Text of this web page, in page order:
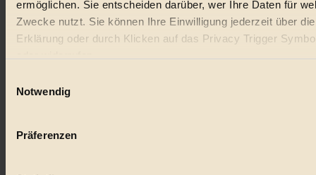
ermöglichen. Sie entscheiden darüber, wer Ihre Daten für
Zwecke nutzt. Sie können Ihre Einwilligung jederzeit über
Erklärung oder durch Klicken auf das Privacy Trigger
Wenn Sie es erlauben, würden wir auch gerne:
Ihr Gerät durch aktives Scannen nach bestimmten
Notwendig
Präferenzen
Außerdem im Heft
RISKANT: Wenn Meeres- und Wildvögel im
GEMEINER: